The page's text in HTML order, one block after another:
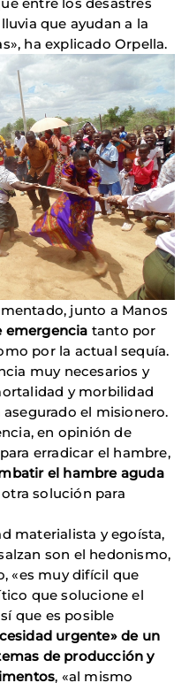
entre los desastres
que ayudan a la
ha explicado Orpella.
junto a Manos
emergencia tanto por
por la actual sequía.
muy necesarios y
y morbilidad
el misionero.
en opinión de
erradicar el hambre,
el hambre aguda
solución para
materialista y egoísta,
son el hedonismo,
«es muy difícil que
que solucione el
que es posible
urgente» de un
de producción y
, «al mismo